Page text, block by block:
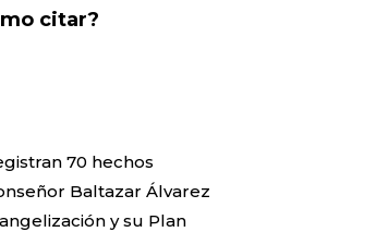
citar?
70 hechos
Baltazar Álvarez
y su Plan